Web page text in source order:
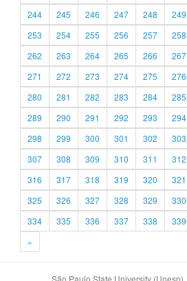
244
245 246 247 248 249
253
254 255 256 257 258
262
263 264 265 266 267
271
272 273 274 275 276
280
281 282 283 284 285
289
290 291 292 293 294
298
299 300 301 302 303
307
308 309 310 311 312
316
317 318 319 320 321
325
326 327 328 329 330
334
335 336 337 338 339
»
São Paulo State University (Unesp)